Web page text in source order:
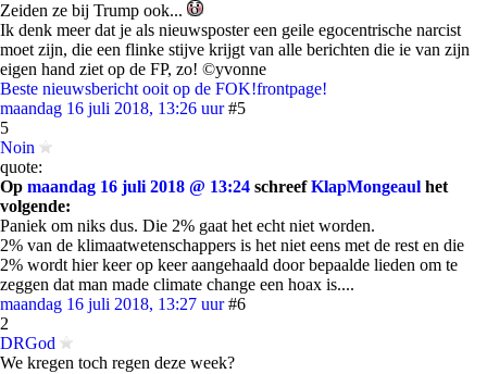
Zeiden ze bij Trump ook...
Ik denk meer dat je als nieuwsposter een geile egocentrische narcist
moet zijn, die een flinke stijve krijgt van alle berichten die ie van zijn
eigen hand ziet op de FP, zo! ©yvonne
Beste nieuwsbericht ooit op de FOK!frontpage!
maandag 16 juli 2018, 13:26 uur #5
5
Noin
quote:
Op maandag 16 juli 2018 @ 13:24 schreefKlapMongeaul het
volgende:
Paniek om niks dus. Die 2% gaat het echt niet worden.
2% van de klimaatwetenschappers is het niet eens met de rest en die
2% wordt hier keer op keer aangehaald door bepaalde lieden om te
zeggen dat man made climate change een hoax is....
maandag 16 juli 2018, 13:27 uur #6
2
DRGod
We kregen toch regen deze week?